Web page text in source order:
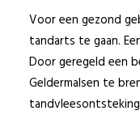
Voor een gezond
tandarts te gaan.
Door geregeld een
Geldermalsen te